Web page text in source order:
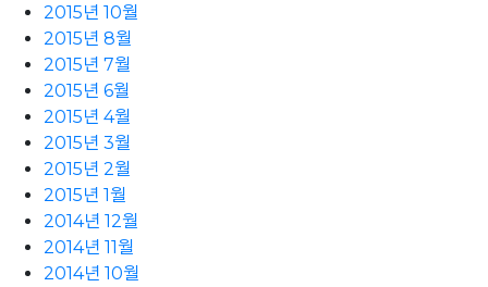
2015년 10월
2015년 8월
2015년 7월
2015년 6월
2015년 4월
2015년 3월
2015년 2월
2015년 1월
2014년 12월
2014년 11월
2014년 10월